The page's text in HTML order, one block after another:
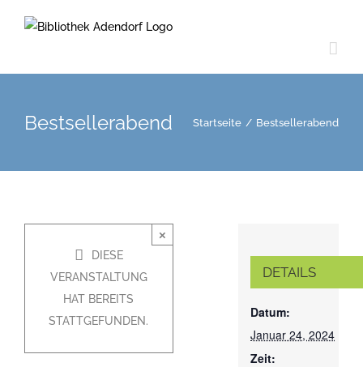
Inhalt
Bestsellerabend Startseite / Bestsellerabend
×
DIESE
VERANSTALTUNG
HAT BEREITS
STATTGEFUNDEN.
DETAILS
Datum:
Januar 24, 2024
Zeit: